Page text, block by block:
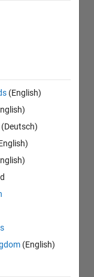
(English)
(Deutsch)
(English)